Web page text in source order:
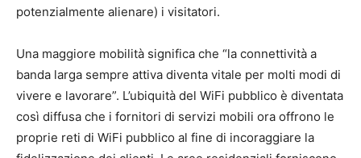
potenzialmente alienare) i visitatori.
Una maggiore mobilità significa che “la connettività a
banda larga sempre attiva diventa vitale per molti modi di
vivere e lavorare”. L’ubiquità del WiFi pubblico è diventata
così diffusa che i fornitori di servizi mobili ora offrono le
proprie reti di WiFi pubblico al fine di incoraggiare la